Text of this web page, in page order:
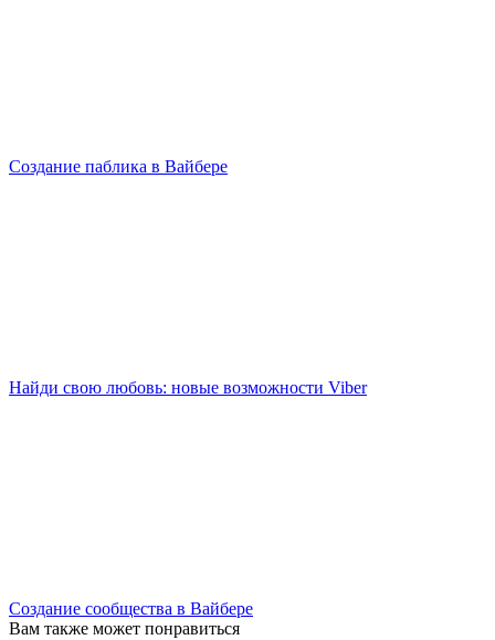
Создание паблика в Вайбере
Найди свою любовь: новые возможности Viber
Создание сообщества в Вайбере
Вам также может понравиться